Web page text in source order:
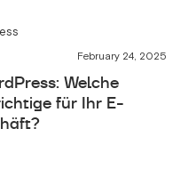
February 24, 2025
Welche
für Ihr E-